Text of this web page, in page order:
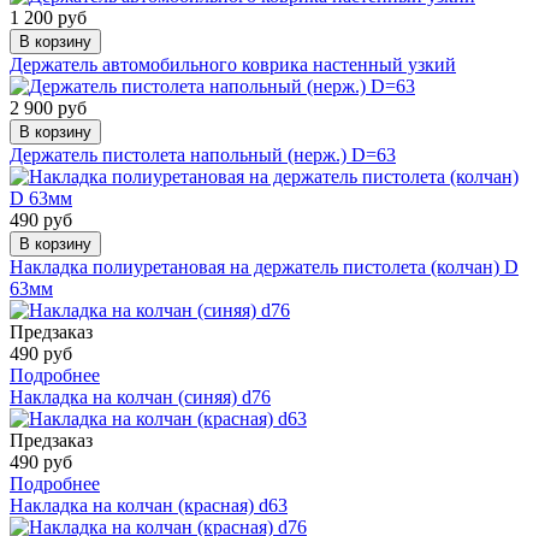
1 200 руб
В корзину
Держатель автомобильного коврика настенный узкий
2 900 руб
В корзину
Держатель пистолета напольный (нерж.) D=63
490 руб
В корзину
Накладка полиуретановая на держатель пистолета (колчан) D
63мм
Предзаказ
490 руб
Подробнее
Накладка на колчан (синяя) d76
Предзаказ
490 руб
Подробнее
Накладка на колчан (красная) d63